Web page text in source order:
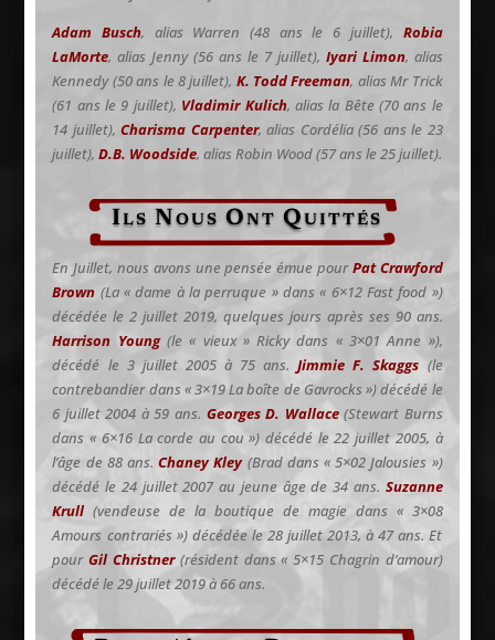
Adam Busch, alias Warren (48 ans le 6 juillet), Robia
LaMorte, alias Jenny (56 ans le 7 juillet), Iyari Limon, alias
Kennedy (50 ans le 8 juillet), K. Todd Freeman, alias Mr Trick
(61 ans le 9 juillet), Vladimir Kulich, alias la Bête (70 ans le
14 juillet),Charisma Carpenter, alias Cordélia (56 ans le 23
juillet),D.B. Woodside, alias Robin Wood (57 ans le 25 juillet).
Ils Nous Ont Quittés
En Juillet, nous avons une pensée émue pourPat Crawford
Brown (La « dame à la perruque » dans « 6×12 Fast food »)
décédée le 2 juillet 2019, quelques jours après ses 90 ans.
Harrison Young(le « vieux » Ricky dans « 3×01 Anne »),
décédé le 3 juillet 2005 à 75 ans.Jimmie F. Skaggs (le
contrebandier dans « 3×19 La boîte de Gavrocks ») décédé le
6 juillet 2004 à 59 ans. Georges D. Wallace(Stewart Burns
dans « 6×16 La corde au cou ») décédé le 22 juillet 2005, à
l’âge de 88 ans.Chaney Kley(Brad dans « 5×02 Jalousies »)
décédé le 24 juillet 2007 au jeune âge de 34 ans. Suzanne
Krull(vendeuse de la boutique de magie dans « 3×08
Amours contrariés ») décédée le 28 juillet 2013, à 47 ans. Et
pourGil Christner(résident dans « 5×15 Chagrin d’amour)
décédé le 29 juillet 2019 à 66 ans.